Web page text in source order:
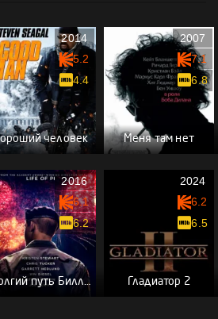
человек
2014
5.2
4.4
Меня там нет
2007
7.1
6.8
Долгий путь Билли Линна в перерыве футбольного матча
2016
6.1
6.2
Гладиатор 2
2024
6.2
6.5